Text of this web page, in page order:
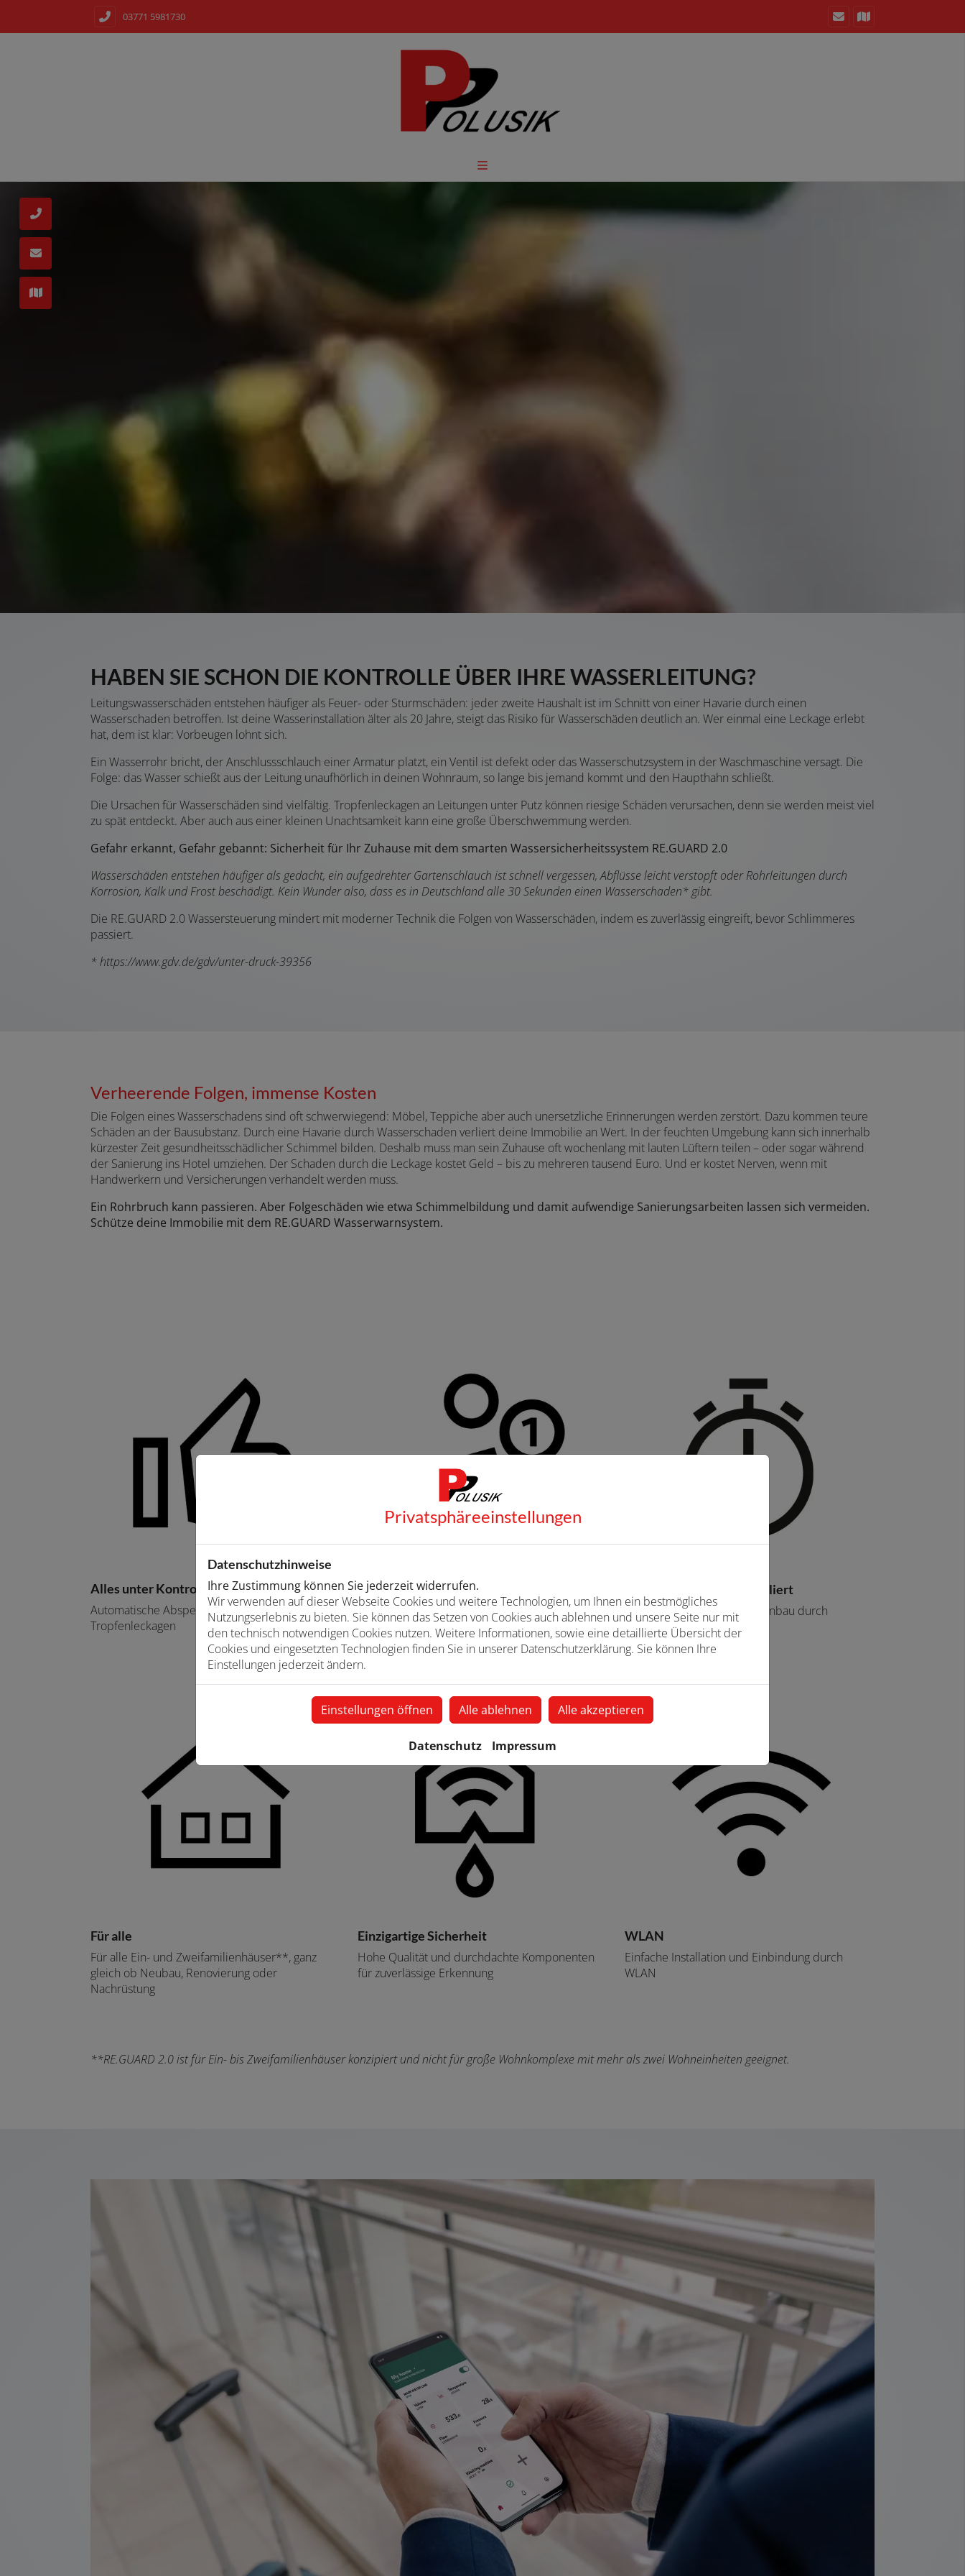
03771 5981730
HABEN SIE SCHON DIE KONTROLLE ÜBER IHRE WASSERLEITUNG?
Leitungswasserschäden entstehen häufiger als Feuer- oder Sturmschäden: jeder zweite Haushalt ist im Schnitt von einer Havarie durch einen
Wasserschaden betroffen. Ist deine Wasserinstallation älter als 20 Jahre, steigt das Risiko für Wasserschäden deutlich an. Wer einmal eine Leckage erlebt
hat, dem ist klar: Vorbeugen lohnt sich.
Ein Wasserrohr bricht, der Anschlussschlauch einer Armatur platzt, ein Ventil ist defekt oder das Wasserschutzsystem in der Waschmaschine versagt. Die
Folge: das Wasser schießt aus der Leitung unaufhörlich in deinen Wohnraum, so lange bis jemand kommt und den Haupthahn schließt.
Die Ursachen für Wasserschäden sind vielfältig. Tropfenleckagen an Leitungen unter Putz können riesige Schäden verursachen, denn sie werden meist viel
zu spät entdeckt. Aber auch aus einer kleinen Unachtsamkeit kann eine große Überschwemmung werden.
Gefahr erkannt, Gefahr gebannt: Sicherheit für Ihr Zuhause mit dem smarten Wassersicherheitssystem RE.GUARD 2.0
Wasserschäden entstehen häufiger als gedacht, ein aufgedrehter Gartenschlauch ist schnell vergessen, Abflüsse leicht verstopft oder Rohrleitungen durch
Korrosion, Kalk und Frost beschädigt. Kein Wunder also, dass es in Deutschland alle 30 Sekunden einen Wasserschaden* gibt.
Die RE.GUARD 2.0 Wassersteuerung mindert mit moderner Technik die Folgen von Wasserschäden, indem es zuverlässig eingreift, bevor Schlimmeres
passiert.
*https://www.gdv.de/gdv/unter-druck-39356
Verheerende Folgen, immense Kosten
Die Folgen eines Wasserschadens sind oft schwerwiegend: Möbel, Teppiche aber auch unersetzliche Erinnerungen werden zerstört. Dazu kommen teure
Schäden an der Bausubstanz. Durch eine Havarie durch Wasserschaden verliert deine Immobilie an Wert. In der feuchten Umgebung kann sich innerhalb
kürzester Zeit gesundheitsschädlicher Schimmel bilden. Deshalb muss man sein Zuhause oft wochenlang mit lauten Lüftern teilen – oder sogar während
der Sanierung ins Hotel umziehen. Der Schaden durch die Leckage kostet Geld – bis zu mehreren tausend Euro. Und er kostet Nerven, wenn mit
Handwerkern und Versicherungen verhandelt werden muss.
Ein Rohrbruch kann passieren. Aber Folgeschäden wie etwa Schimmelbildung und damit aufwendige Sanierungsarbeiten lassen sich vermeiden.
Schütze deine Immobilie mit dem RE.GUARD Wasserwarnsystem.
Alles unter Kontrolle
Automatische Absperrung bei Rohrbrüchen und
Tropfenleckagen
Entspannen und Geld sparen
Das Risiko von größeren Wasserschäden wird
minimiert
Schnell und einfach installiert
Einfacher fachmännischer Einbau durch
kompakte Bauform
Für alle
Für alle Ein- und Zweifamilienhäuser**, ganz
gleich ob Neubau, Renovierung oder
Nachrüstung
Einzigartige Sicherheit
Hohe Qualität und durchdachte Komponenten
für zuverlässige Erkennung
WLAN
Einfache Installation und Einbindung durch
WLAN
**RE.GUARD 2.0 ist für Ein- bis Zweifamilienhäuser konzipiert und nicht für große Wohnkomplexe mit mehr als zwei Wohneinheiten geeignet.
Privatsphäre­einstellungen
Datenschutzhinweise
Ihre Zustimmung können Sie jederzeit widerrufen.
Wir verwenden auf dieser Webseite Cookies und weitere Technologien, um Ihnen ein bestmögliches
Nutzungserlebnis zu bieten. Sie können das Setzen von Cookies auch ablehnen und unsere Seite nur mit
den technisch notwendigen Cookies nutzen. Weitere Informationen, sowie eine detaillierte Übersicht der
Cookies und eingesetzten Technologien finden Sie in unserer Datenschutzerklärung. Sie können Ihre
Einstellungen jederzeit ändern.
Einstellungen öffnen Alle ablehnen Alle akzeptieren
Datenschutz Impressum